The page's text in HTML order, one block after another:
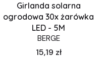
Girlanda solarna
ogrodowa 30x żarówka
LED - 5M
BERGE
Cena
15,19 zł